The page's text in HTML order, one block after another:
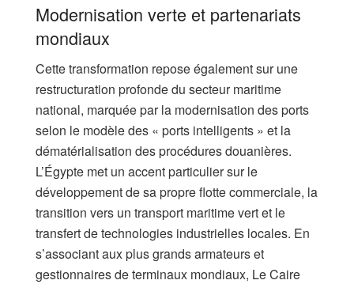
Modernisation verte et partenariats
mondiaux
Cette transformation repose également sur une
restructuration profonde du secteur maritime
national, marquée par la modernisation des ports
selon le modèle des « ports intelligents » et la
dématérialisation des procédures douanières.
L’Égypte met un accent particulier sur le
développement de sa propre flotte commerciale, la
transition vers un transport maritime vert et le
transfert de technologies industrielles locales. En
s’associant aux plus grands armateurs et
gestionnaires de terminaux mondiaux, Le Caire